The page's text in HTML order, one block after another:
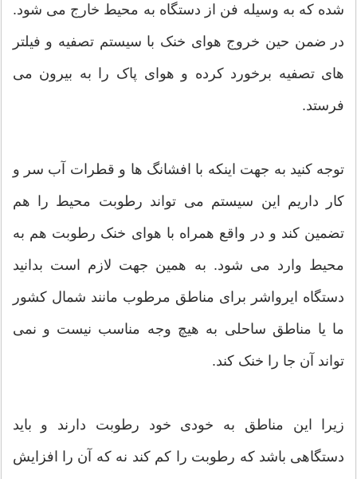
شده که به وسیله فن از دستگاه به محیط خارج می شود.
در ضمن حین خروج هوای خنک با سیستم تصفیه و فیلتر
های تصفیه برخورد کرده و هوای پاک را به بیرون می
فرستد.
توجه کنید به جهت اینکه با افشانگ ها و قطرات آب سر و
کار داریم این سیستم می تواند رطوبت محیط را هم
تضمین کند و در واقع همراه با هوای خنک رطوبت هم به
محیط وارد می شود. به همین جهت لازم است بدانید
دستگاه ایرواشر برای مناطق مرطوب مانند شمال کشور
ما یا مناطق ساحلی به هیچ وجه مناسب نیست و نمی
تواند آن جا را خنک کند.
زیرا این مناطق به خودی خود رطوبت دارند و باید
دستگاهی باشد که رطوبت را کم کند نه که آن را افزایش